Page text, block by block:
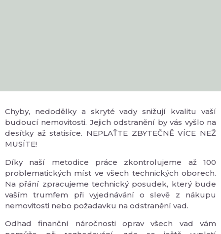
Chyby, nedodělky a skryté vady snižují kvalitu vaší
budoucí nemovitosti. Jejich odstranění by vás vyšlo na
desítky až statisíce. NEPLAŤTE ZBYTEČNĚ VÍCE NEŽ
MUSÍTE!
Díky naší metodice práce zkontrolujeme až 100
problematických míst ve všech technických oborech.
Na přání zpracujeme technický posudek, který bude
vaším trumfem při vyjednávání o slevě z nákupu
nemovitosti nebo požadavku na odstranění vad.
Odhad finanční náročnosti oprav všech vad vám